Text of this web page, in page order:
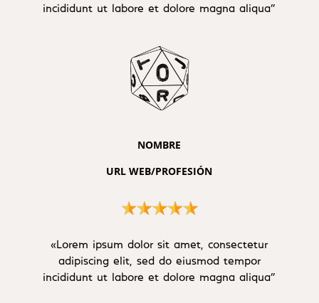
incididunt ut labore et dolore magna aliqua”
NOMBRE
URL WEB/PROFESIÓN
«Lorem ipsum dolor sit amet, consectetur
adipiscing elit, sed do eiusmod tempor
incididunt ut labore et dolore magna aliqua”